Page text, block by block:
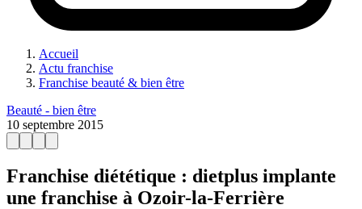
Accueil
Actu franchise
Franchise beauté & bien être
Beauté - bien être
10 septembre 2015
Franchise diététique : dietplus implante
une franchise à Ozoir-la-Ferrière